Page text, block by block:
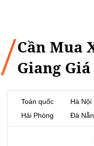
Cần Mua
Giang
Toàn quốc Hà Nội
Hải Phòng
Đà